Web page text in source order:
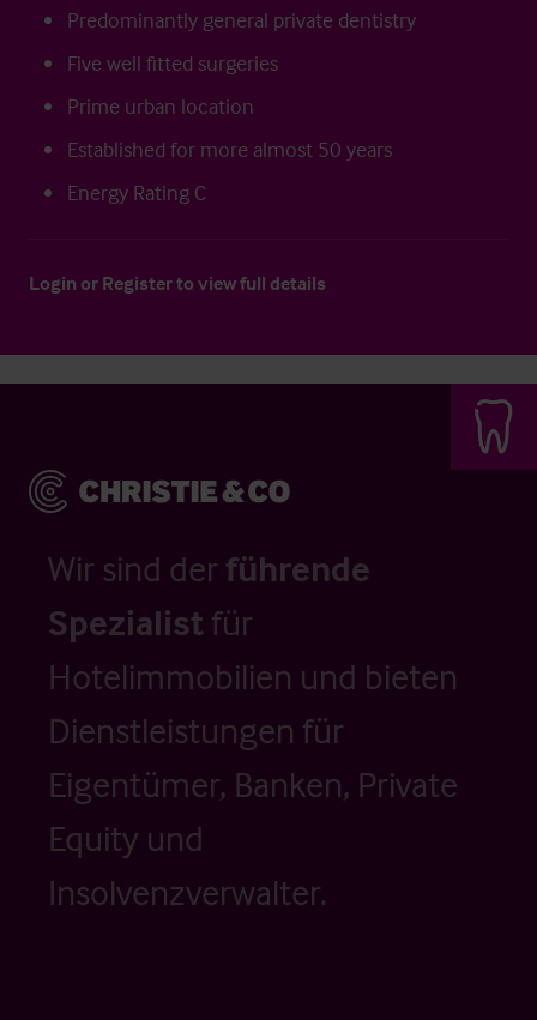
Predominantly general private dentistry
Five well fitted surgeries
Prime urban location
Established for more almost 50 years
Energy Rating C
Login or Registerto view full details
Wir sind der führende
Spezialistfür
Hotelimmobilien und bieten
Dienstleistungen für
Eigentümer, Banken, Private
Equity und
Insolvenzverwalter.